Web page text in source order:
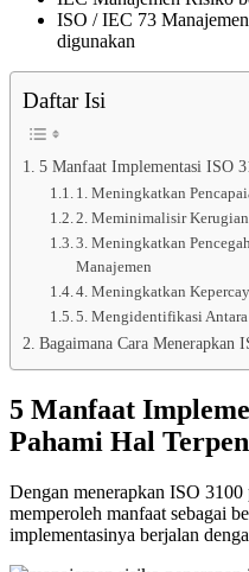
ISO / IEC 73
digunakan
Daftar Isi
5 Manfaat Implementasi ISO
1. Meningkatkan
2. Meminimalisir Kerugian
3. Meningkatkan
Manajemen
4. Meningkatkan
5. Mengidentifikasi Antara
Bagaimana Cara Menerapkan
5 Manfaat
Pahami Hal
Dengan menerapkan ISO 3100
memperoleh manfaat sebagai
implementasinya berjalan